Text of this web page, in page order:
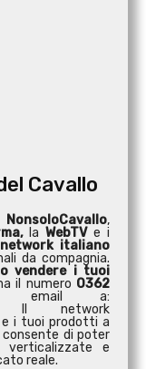
Cavallo
NonsoloCavallo,
laWebTVe i
italiano
da compagnia.
vendere i tuoi
il numero 0362
a:
network
i tuoi prodotti a
consente di poter
verticalizzate e
reale.